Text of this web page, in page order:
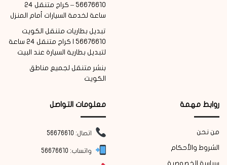
56676610 – كراج متنقل 24
ساعة لخدمة السيارات أمام المنزل
تبديل بطاريات متنقل الكويت
56676610 | كراج متنقل 24 ساعة
لتبديل بطارية السيارة عند البيت
بنشر متنقل لجميع مناطق
الكويت
روابط مهمة
من نحن
الشروط والأحكام
سياسة الخصوصية
معلومات التواصل
اتصال: 56676610
واتساب: 56676610